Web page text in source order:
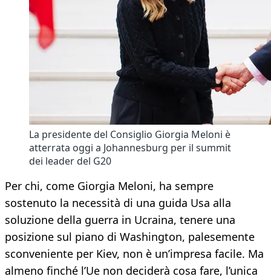
La presidente del Consiglio Giorgia Meloni è
atterrata oggi a Johannesburg per il summit
dei leader del G20
Per chi, come Giorgia Meloni, ha sempre
sostenuto la necessità di una guida Usa alla
soluzione della guerra in Ucraina, tenere una
posizione sul piano di Washington, palesemente
sconveniente per Kiev, non è un’impresa facile. Ma
almeno finché l’Ue non deciderà cosa fare, l’unica